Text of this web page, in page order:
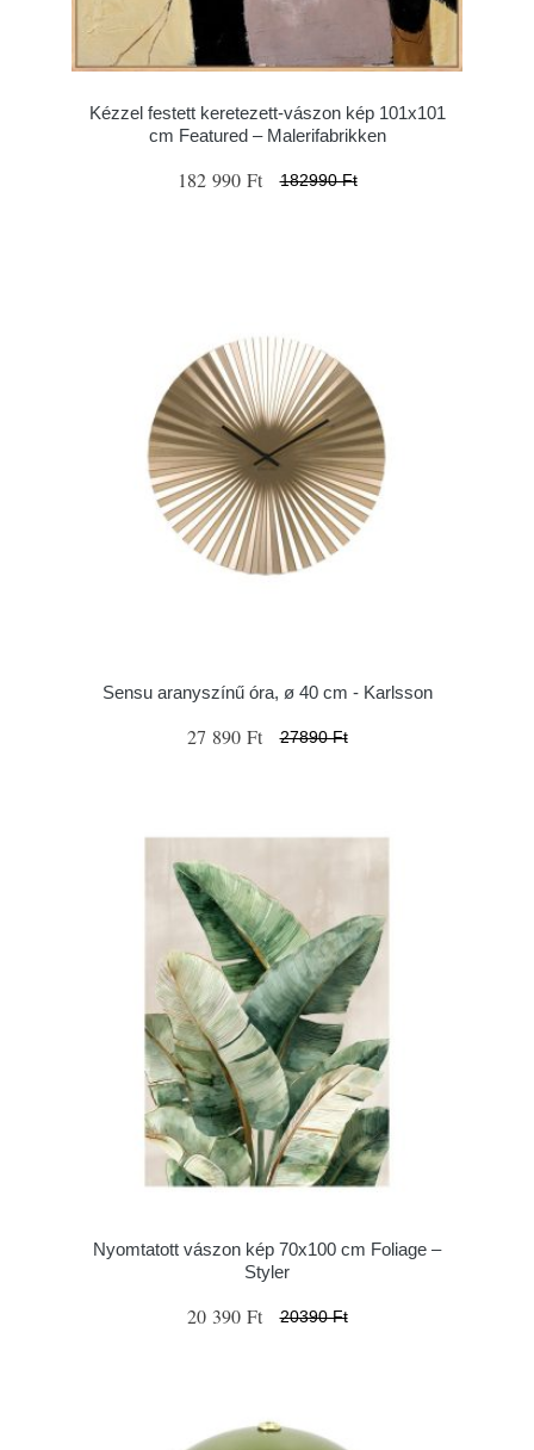
Kézzel festett keretezett-vászon kép 101x101
cm Featured – Malerifabrikken
182 990 Ft 182990 Ft
Sensu aranyszínű óra, ø 40 cm - Karlsson
27 890 Ft 27890 Ft
Nyomtatott vászon kép 70x100 cm Foliage –
Styler
20 390 Ft 20390 Ft